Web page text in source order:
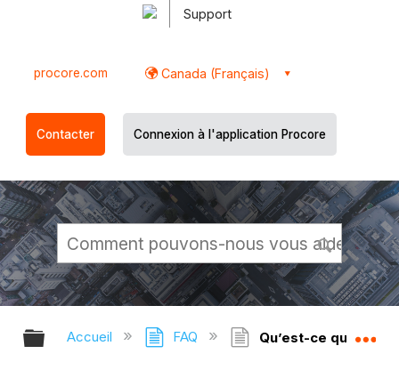
Support
procore.com Canada (Français)
Contacter Connexion à l'application Procore
Développer/réduire la hiérarchie
Accueil FAQ Qu’est-ce que